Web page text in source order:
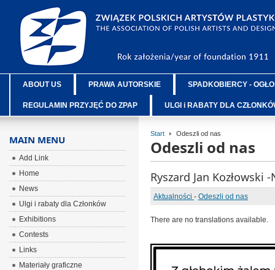
ABOUT US PRAWA AUTORSKIE SPADKOBIERCY -
REGULAMIN PRZYJĘĆ DO ZPAP ULGI i RABATY DLA
Start Odeszli od nas
Odeszli od nas
Ryszard Jan Kozłowski
Aktualności - Odeszli od nas
There are no translations available.
MAIN MENU
Add Link
Home
News
Ulgi i rabaty dla Członków
Exhibitions
Contests
Links
Materiały graficzne